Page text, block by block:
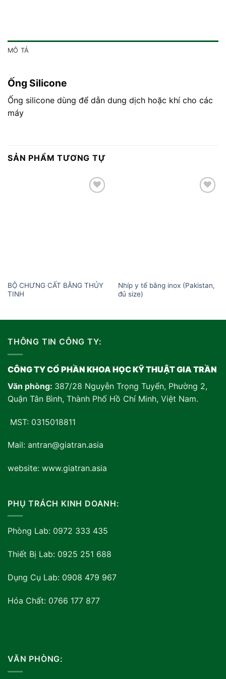
MÔ TẢ
Ống Silicone
Ống silicone dùng để dẫn dung dịch hoặc khí cho các
máy
SẢN PHẨM TƯƠNG TỰ
BỘ CHƯNG CẤT BẰNG THỦY
TINH
Nhíp y tế bằng inox (Pakistan,
đủ size)
THÔNG TIN CÔNG TY:
CÔNG TY CỔ PHẦN KHOA HỌC KỸ THUẬT GIA TRẦN
Văn phòng: 387/28 Nguyễn Trọng Tuyển, Phường 2,
Quận Tân Bình, Thành Phố Hồ Chí Minh, Việt Nam.
MST: 0315018811
Mail: antran@giatran.asia
website: www.giatran.asia
PHỤ TRÁCH KINH DOANH:
Phòng Lab: 0972 333 435
Thiết Bị Lab: 0925 251 688
Dụng Cụ Lab: 0908 479 967
Hóa Chất: 0766 177 877
VĂN PHÒNG: